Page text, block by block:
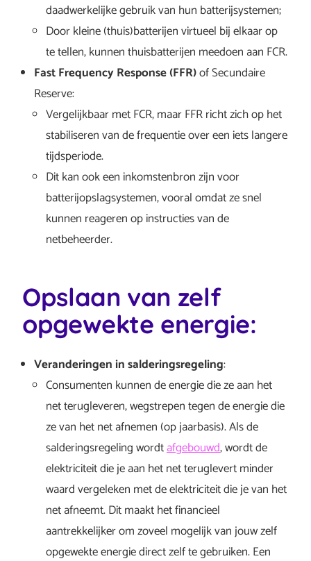
daadwerkelijke gebruik van hun batterijsystemen;
Door kleine (thuis)batterijen virtueel bij elkaar op
te tellen, kunnen thuisbatterijen meedoen aan FCR.
Fast Frequency Response (FFR)of Secundaire
Reserve:
Vergelijkbaar met FCR, maar FFR richt zich op het
stabiliseren van de frequentie over een iets langere
tijdsperiode.
Dit kan ook een inkomstenbron zijn voor
batterijopslagsystemen, vooral omdat ze snel
kunnen reageren op instructies van de
netbeheerder.
Opslaan van zelf
opgewekte energie:
Veranderingen in salderingsregeling:
Consumenten kunnen de energie die ze aan het
net terugleveren, wegstrepen tegen de energie die
ze van het net afnemen (op jaarbasis). Als de
salderingsregeling wordtafgebouwd, wordt de
elektriciteit die je aan het net teruglevert minder
waard vergeleken met de elektriciteit die je van het
net afneemt. Dit maakt het financieel
aantrekkelijker om zoveel mogelijk van jouw zelf
opgewekte energie direct zelf te gebruiken. Een